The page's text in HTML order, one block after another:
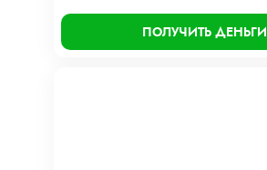
ПОЛУЧИТЬ ДЕНЬГИ